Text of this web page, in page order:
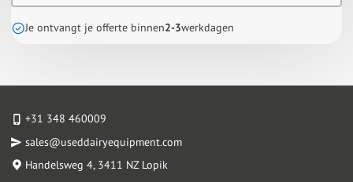
Je ontvangt je offerte binnen2-3werkdagen
+31 348 460009
sales@useddairyequipment.com
Handelsweg 4, 3411 NZ Lopik